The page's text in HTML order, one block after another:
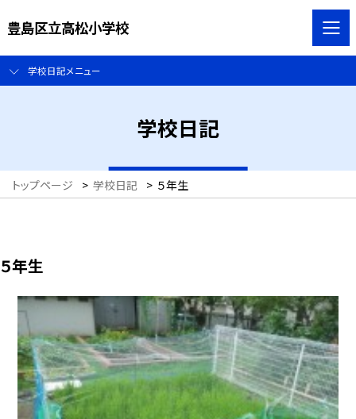
豊島区立高松小学校
学校日記メニュー
学校日記
トップページ > 学校日記 > ５年生
５年生